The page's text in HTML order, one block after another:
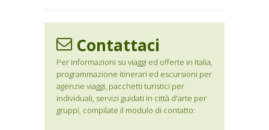
Contattaci
Per informazioni su viaggi ed offerte in Italia,
programmazione itinerari ed escursioni per
agenzie viaggi, pacchetti turistici per
individuali, servizi guidati in città d'arte per
gruppi, compilate il modulo di contatto: